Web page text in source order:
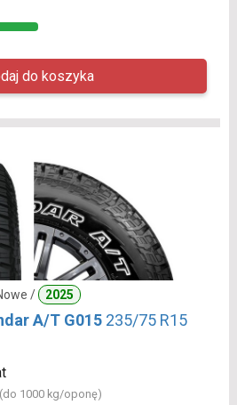
/ 2025
A/T G015 235/75 R15
(do 1000 kg/oponę)